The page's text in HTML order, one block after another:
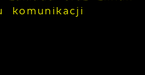
komunikacji